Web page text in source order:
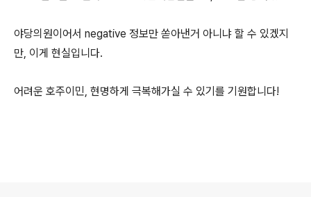
야당의원이어서 negative 정보만 쏟아낸거 아니냐 할 수 있겠지
만, 이게 현실입니다.
어려운 호주이민, 현명하게 극복해가실 수 있기를 기원합니다!